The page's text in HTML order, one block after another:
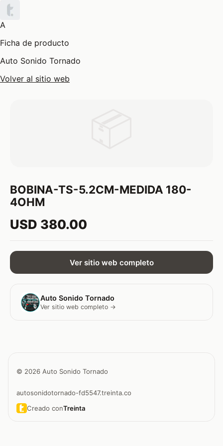
A
Ficha de producto
Auto Sonido Tornado
Volver al sitio web
BOBINA-TS-5.2CM-MEDIDA 180-
4OHM
USD 380.00
Ver sitio web completo
Auto Sonido Tornado
Ver sitio web completo →
© 2026 Auto Sonido Tornado
autosonidotornado-fd5547.treinta.co
Creado conTreinta